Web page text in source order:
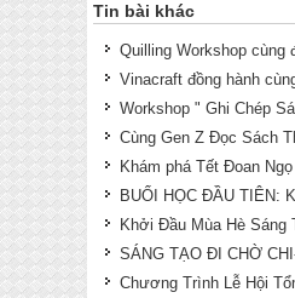
Tin bài khác
Quilling Workshop cùng
Vinacraft đồng hành
Workshop " Ghi Chép
Cùng Gen Z Đọc Sách
Khám phá Tết Đoan
BUỔI HỌC ĐẦU TIÊN:
Khởi Đầu Mùa Hè Sáng
SÁNG TẠO ĐI CHỜ
Chương Trình Lễ Hội